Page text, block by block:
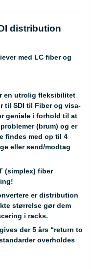
distribution
med LC fiber og
en utrolig fleksibilitet
til SDI til Fiber og visa-
geniale i forhold til at
(brum) og er
findes med op til 4
eller send/modtag
(simplex) fiber
er distribution
størrelse gør dem
i racks.
der 5 års “return to
overholdes